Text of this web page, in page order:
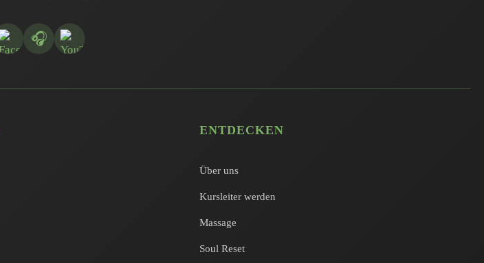
🎧
ENTDECKEN
Über uns
Kursleiter werden
Massage
Soul Reset